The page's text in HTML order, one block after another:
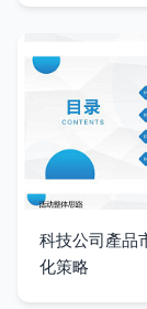
科技公司產品
化策略